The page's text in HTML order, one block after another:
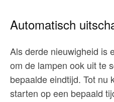
Automatisch
Als derde nieuwigheid is
om de lampen ook uit te
bepaalde eindtijd. Tot nu
starten op een bepaald